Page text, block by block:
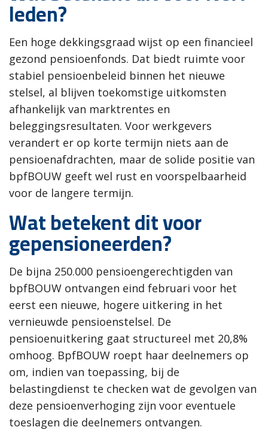
leden?
Een hoge dekkingsgraad wijst op een financieel
gezond pensioenfonds. Dat biedt ruimte voor
stabiel pensioenbeleid binnen het nieuwe
stelsel, al blijven toekomstige uitkomsten
afhankelijk van marktrentes en
beleggingsresultaten. Voor werkgevers
verandert er op korte termijn niets aan de
pensioenafdrachten, maar de solide positie van
bpfBOUW geeft wel rust en voorspelbaarheid
voor de langere termijn.
Wat betekent dit voor
gepensioneerden?
De bijna 250.000 pensioengerechtigden van
bpfBOUW ontvangen eind februari voor het
eerst een nieuwe, hogere uitkering in het
vernieuwde pensioenstelsel. De
pensioenuitkering gaat structureel met 20,8%
omhoog. BpfBOUW roept haar deelnemers op
om, indien van toepassing, bij de
belastingdienst te checken wat de gevolgen van
deze pensioenverhoging zijn voor eventuele
toeslagen die deelnemers ontvangen.